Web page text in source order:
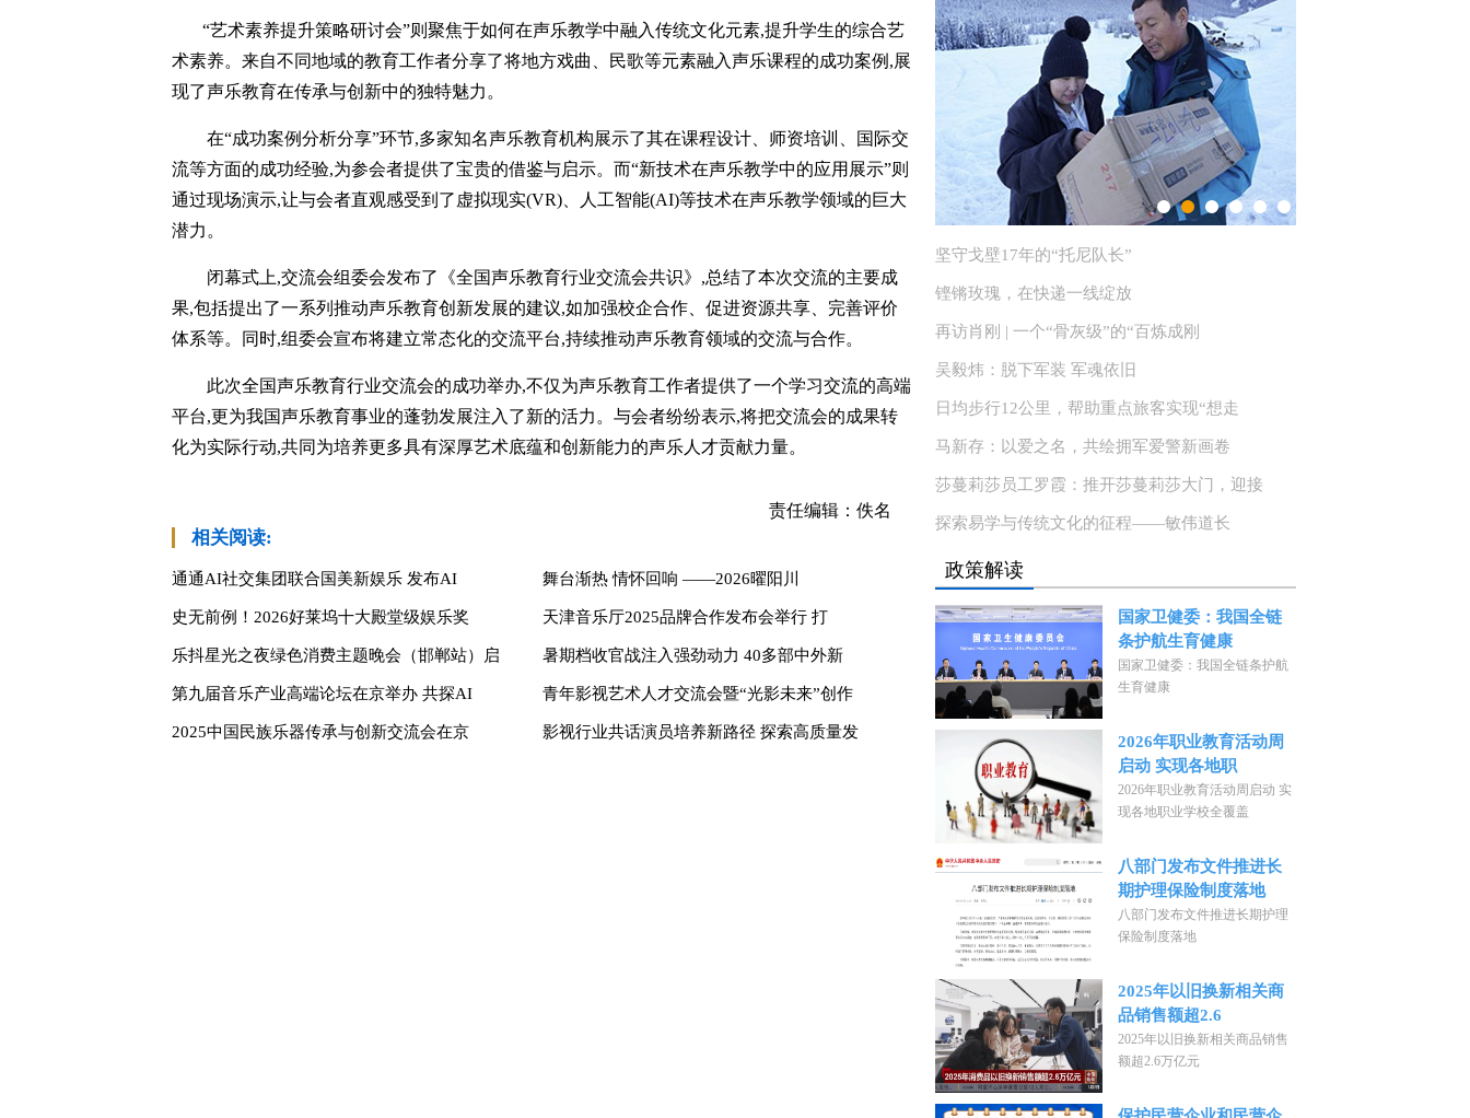
“艺术素养提升策略研讨会”则聚焦于如何在声乐教学中融入传统文化元素,提升学生的综合艺
术素养。来自不同地域的教育工作者分享了将地方戏曲、民歌等元素融入声乐课程的成功案例,展
现了声乐教育在传承与创新中的独特魅力。
在“成功案例分析分享”环节,多家知名声乐教育机构展示了其在课程设计、师资培训、国际交
流等方面的成功经验,为参会者提供了宝贵的借鉴与启示。而“新技术在声乐教学中的应用展示”则
通过现场演示,让与会者直观感受到了虚拟现实(VR)、人工智能(AI)等技术在声乐教学领域的巨大
潜力。
闭幕式上,交流会组委会发布了《全国声乐教育行业交流会共识》,总结了本次交流的主要成
果,包括提出了一系列推动声乐教育创新发展的建议,如加强校企合作、促进资源共享、完善评价
体系等。同时,组委会宣布将建立常态化的交流平台,持续推动声乐教育领域的交流与合作。
此次全国声乐教育行业交流会的成功举办,不仅为声乐教育工作者提供了一个学习交流的高端
平台,更为我国声乐教育事业的蓬勃发展注入了新的活力。与会者纷纷表示,将把交流会的成果转
化为实际行动,共同为培养更多具有深厚艺术底蕴和创新能力的声乐人才贡献力量。
责任编辑：佚名
相关阅读:
通通AI社交集团联合国美新娱乐 发布AI 舞台渐热 情怀回响 ——2026曜阳川
史无前例！2026好莱坞十大殿堂级娱乐奖 天津音乐厅2025品牌合作发布会举行 打
乐抖星光之夜绿色消费主题晚会（邯郸站）启 暑期档收官战注入强劲动力 40多部中外新
第九届音乐产业高端论坛在京举办 共探AI 青年影视艺术人才交流会暨“光影未来”创作
2025中国民族乐器传承与创新交流会在京 影视行业共话演员培养新路径 探索高质量发
坚守戈壁17年的“托尼队长”
铿锵玫瑰，在快递一线绽放
再访肖刚 | 一个“骨灰级”的“百炼成刚
吴毅炜：脱下军装 军魂依旧
日均步行12公里，帮助重点旅客实现“想走
马新存：以爱之名，共绘拥军爱警新画卷
莎蔓莉莎员工罗霞：推开莎蔓莉莎大门，迎接
探索易学与传统文化的征程——敏伟道长
政策解读
国家卫健委：我国全链
条护航生育健康
国家卫健委：我国全链条护航
生育健康
2026年职业教育活动周
启动 实现各地职
2026年职业教育活动周启动 实
现各地职业学校全覆盖
八部门发布文件推进长
期护理保险制度落地
八部门发布文件推进长期护理
保险制度落地
2025年以旧换新相关商
品销售额超2.6
2025年以旧换新相关商品销售
额超2.6万亿元